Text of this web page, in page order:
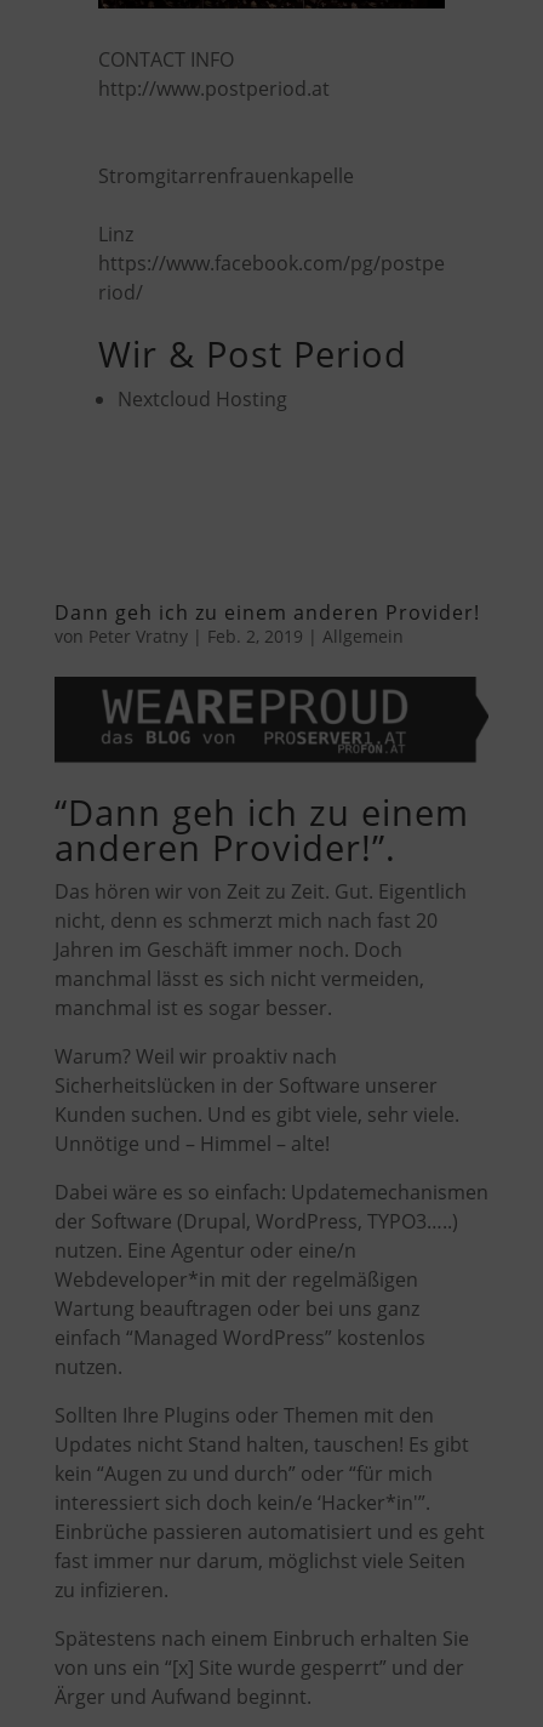
CONTACT INFO
http://www.postperiod.at
Stromgitarrenfrauenkapelle
Linz
https://www.facebook.com/pg/postpe
riod/
Wir & Post Period
Nextcloud Hosting
Dann geh ich zu einem anderen Provider!
von Peter Vratny| Feb. 2, 2019 | Allgemein
“Dann geh ich zu einem
anderen Provider!”.
Das hören wir von Zeit zu Zeit. Gut. Eigentlich
nicht, denn es schmerzt mich nach fast 20
Jahren im Geschäft immer noch. Doch
manchmal lässt es sich nicht vermeiden,
manchmal ist es sogar besser.
Warum? Weil wir proaktiv nach
Sicherheitslücken in der Software unserer
Kunden suchen. Und es gibt viele, sehr viele.
Unnötige und – Himmel – alte!
Dabei wäre es so einfach: Updatemechanismen
der Software (Drupal, WordPress, TYPO3…..)
nutzen. Eine Agentur oder eine/n
Webdeveloper*in mit der regelmäßigen
Wartung beauftragen oder bei uns ganz
einfach “Managed WordPress” kostenlos
nutzen.
Sollten Ihre Plugins oder Themen mit den
Updates nicht Stand halten, tauschen! Es gibt
kein “Augen zu und durch” oder “für mich
interessiert sich doch kein/e ‘Hacker*in'”.
Einbrüche passieren automatisiert und es geht
fast immer nur darum, möglichst viele Seiten
zu infizieren.
Spätestens nach einem Einbruch erhalten Sie
von uns ein “[x] Site wurde gesperrt” und der
Ärger und Aufwand beginnt.